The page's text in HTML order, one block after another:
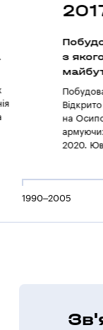
з якого
Побудований
Відкрито
на Осипова.
армуючих сіток
2020.
1990–2005